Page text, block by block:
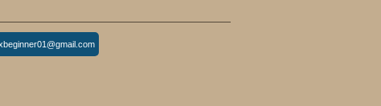
Shibpur Premium Escort &
Companionship Services